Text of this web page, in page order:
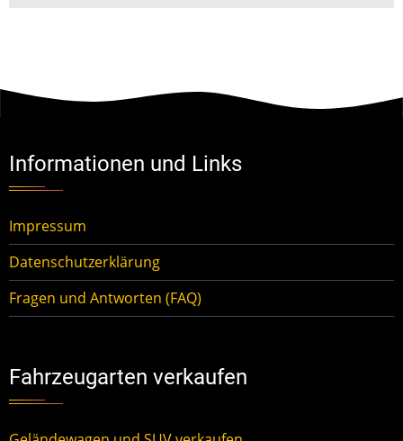
Informationen und Links
Impressum
Datenschutzerklärung
Fragen und Antworten (FAQ)
Fahrzeugarten verkaufen